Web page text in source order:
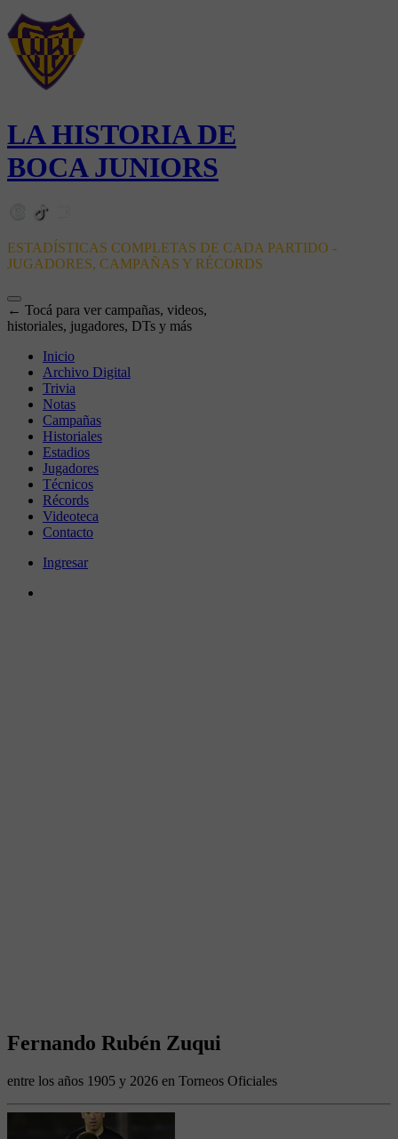
LA HISTORIA DE
BOCA JUNIORS
ESTADÍSTICAS COMPLETAS DE CADA PARTIDO -
JUGADORES, CAMPAÑAS Y RÉCORDS
← Tocá para ver campañas, videos,
historiales, jugadores, DTs y más
Inicio
Archivo Digital
Trivia
Notas
Campañas
Historiales
Estadios
Jugadores
Técnicos
Récords
Videoteca
Contacto
Ingresar
Fernando Rubén Zuqui
entre los años 1905 y 2026 en Torneos Oficiales